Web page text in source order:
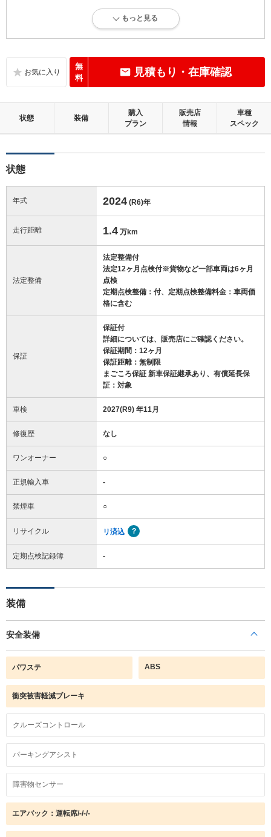
小さな傷・凹み、軽微な補修跡等があるが、そのまま加修せずに十分乗
補修の必要な目立つ損傷、悪臭等がないこと
外装：
補修の必要な目立つ損傷がないこと
もっと見る
無
料
見積もり・在庫確認
状態 装備
購入
プラン
販売店
情報
車種
スペック
状態
年式 2024 (R6)年
走行距離 1.4 万km
法定整備
法定整備付
法定12ヶ月点検付※貨物など一部車両は6ヶ月
点検
定期点検整備：付、定期点検整備料金：車両価
格に含む
保証
保証付
詳細については、販売店にご確認ください。
保証期間：12ヶ月
保証距離：無制限
まごころ保証 新車保証継承あり、有償延長保
証：対象
車検 2027(R9) 年11月
修復歴 なし
ワンオーナー ○
正規輸入車 -
禁煙車 ○
リサイクル リ済込
定期点検記録簿 -
装備
安全装備
パワステ ABS
衝突被害軽減ブレーキ
クルーズコントロール
パーキングアシスト
障害物センサー
エアバック：運転席/-/-/-